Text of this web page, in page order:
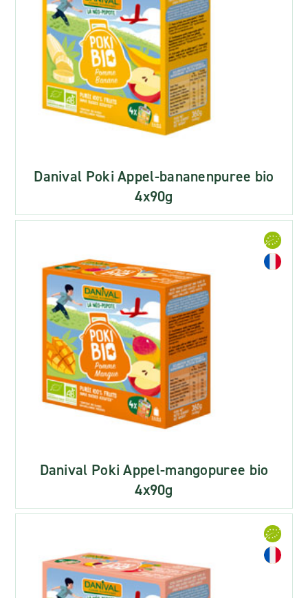
Danival Poki Appel-bananenpuree bio
4x90g
Danival Poki Appel-mangopuree bio
4x90g